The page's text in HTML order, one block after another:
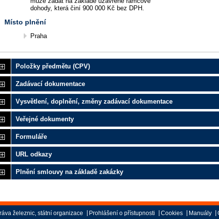
dohody, která činí 900 000 Kč bez DPH.
Místo plnění
Praha
Položky předmětu (CPV)
Zadávací dokumentace
Vysvětlení, doplnění, změny zadávací dokumentace
Veřejné dokumenty
Formuláře
URL odkazy
Plnění smlouvy na základě zakázky
železnic, státní organizace Prohlášení o přístupnosti Cookies Manuály